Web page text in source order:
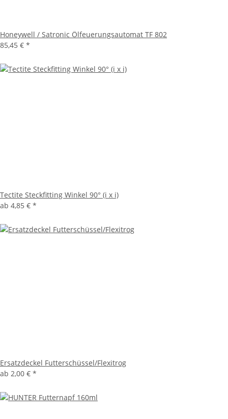
Honeywell / Satronic Ölfeuerungsautomat TF 802
85,45 € *
Tectite Steckfitting Winkel 90° (i x i)
ab 4,85 € *
Ersatzdeckel Futterschüssel/Flexitrog
ab 2,00 € *